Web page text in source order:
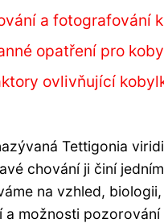
a fotografování
opatření pro
ovlivňující
Tettigonia
chování ji činí
na vzhled,
a možnosti